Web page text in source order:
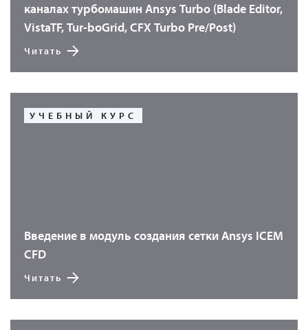
каналах турбомашин Ansys Turbo (Blade Editor,
VistaTF, Tur-boGrid, CFX Turbo Pre/Post)
Читать
УЧЕБНЫЙ КУРС
Введение в модуль создания сетки Ansys ICEM
CFD
Читать